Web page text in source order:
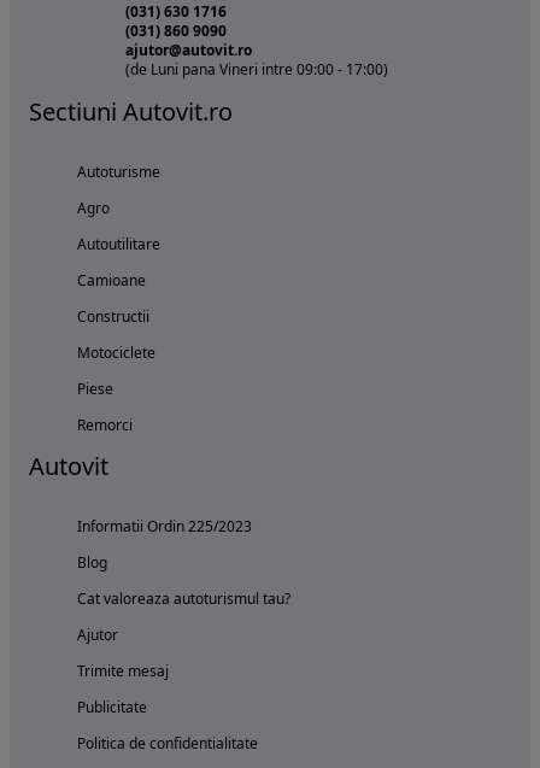
(031) 630 1716
(031) 860 9090
ajutor@autovit.ro
(de Luni pana Vineri intre 09:00 - 17:00)
Sectiuni Autovit.ro
Autoturisme
Agro
Autoutilitare
Camioane
Constructii
Motociclete
Piese
Remorci
Autovit
Informatii Ordin 225/2023
Blog
Cat valoreaza autoturismul tau?
Ajutor
Trimite mesaj
Publicitate
Politica de confidentialitate